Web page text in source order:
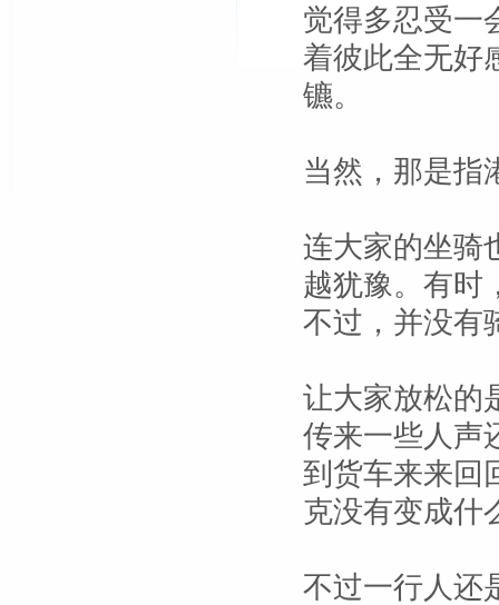
觉得多忍受一
着彼此全无好
镳。
当然，那是指
连大家的坐骑
越犹豫。有时
不过，并没有
让大家放松的
传来一些人声
到货车来来回
克没有变成什
不过一行人还